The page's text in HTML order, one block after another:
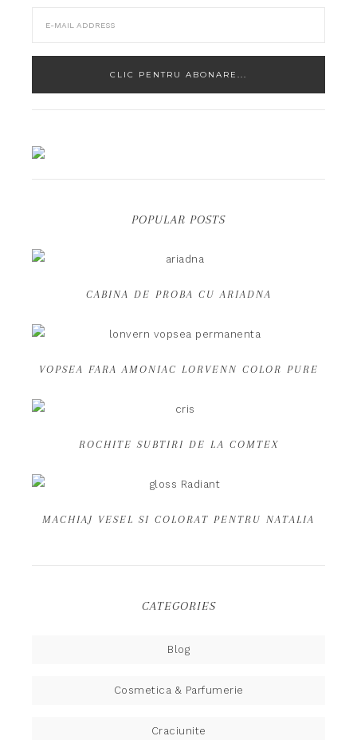
POPULAR POSTS
CABINA DE PROBA CU ARIADNA
VOPSEA FARA AMONIAC LORVENN COLOR PURE
ROCHITE SUBTIRI DE LA COMTEX
MACHIAJ VESEL SI COLORAT PENTRU NATALIA
CATEGORIES
Blog
Cosmetica & Parfumerie
Craciunite